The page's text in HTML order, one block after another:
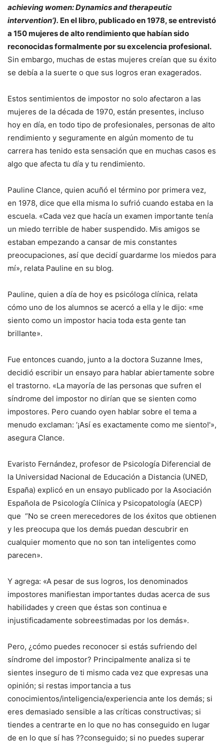
achieving women: Dynamics and therapeutic
intervention’). En el libro, publicado en 1978, se entrevistó
a 150 mujeres de alto rendimiento que habían sido
reconocidas formalmente por su excelencia profesional.
Sin embargo, muchas de estas mujeres creían que su éxito
se debía a la suerte o que sus logros eran exagerados.
Estos sentimientos de impostor no solo afectaron a las
mujeres de la década de 1970, están presentes, incluso
hoy en día, en todo tipo de profesionales, personas de alto
rendimiento y seguramente en algún momento de tu
carrera has tenido esta sensación que en muchas casos es
algo que afecta tu día y tu rendimiento.
Pauline Clance, quien acuñó el término por primera vez,
en 1978, dice que ella misma lo sufrió cuando estaba en la
escuela. «Cada vez que hacía un examen importante tenía
un miedo terrible de haber suspendido. Mis amigos se
estaban empezando a cansar de mis constantes
preocupaciones, así que decidí guardarme los miedos para
mí», relata Pauline en su blog.
Pauline, quien a día de hoy es psicóloga clínica, relata
cómo uno de los alumnos se acercó a ella y le dijo: «me
siento como un impostor hacia toda esta gente tan
brillante».
Fue entonces cuando, junto a la doctora Suzanne Imes,
decidió escribir un ensayo para hablar abiertamente sobre
el trastorno. «La mayoría de las personas que sufren el
síndrome del impostor no dirían que se sienten como
impostores. Pero cuando oyen hablar sobre el tema a
menudo exclaman: ‘¡Así es exactamente como me siento!'»,
asegura Clance.
Evaristo Fernández, profesor de Psicología Diferencial de
la Universidad Nacional de Educación a Distancia (UNED,
España) explicó en un ensayo publicado por la Asociación
Española de Psicología Clínica y Psicopatología (AECP)
que “No se creen merecedores de los éxitos que obtienen
y les preocupa que los demás puedan descubrir en
cualquier momento que no son tan inteligentes como
parecen».
Y agrega: «A pesar de sus logros, los denominados
impostores manifiestan importantes dudas acerca de sus
habilidades y creen que éstas son continua e
injustificadamente sobreestimadas por los demás».
Pero, ¿cómo puedes reconocer si estás sufriendo del
síndrome del impostor? Principalmente analiza si te
sientes inseguro de ti mismo cada vez que expresas una
opinión; si restas importancia a tus
conocimientos/inteligencia/experiencia ante los demás; si
eres demasiado sensible a las críticas constructivas; si
tiendes a centrarte en lo que no has conseguido en lugar
de en lo que sí has ??conseguido; si no puedes superar